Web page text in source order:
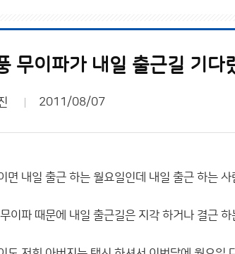
무이파가 내일 출근길 기다
2011/08/07
면 내일 출근 하는 월요일인데 내일 출근 하는
이파 때문에 내일 출근길은 지각 하거나 결근